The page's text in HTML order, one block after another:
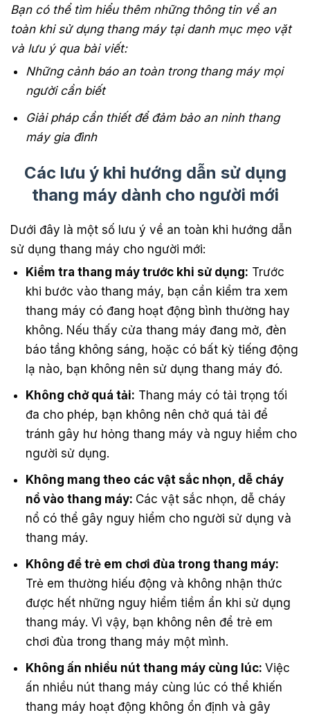
Bạn có thể tìm hiểu thêm những thông tin về an
toàn khi sử dụng thang máy tại danh mục mẹo vặt
và lưu ý qua bài viết:
Những cảnh báo an toàn trong thang máy mọi
người cần biết
Giải pháp cần thiết để đảm bảo an ninh thang
máy gia đình
Các lưu ý khi hướng dẫn sử dụng
thang máy dành cho người mới
Dưới đây là một số lưu ý về an toàn khi hướng dẫn
sử dụng thang máy cho người mới:
Kiểm tra thang máy trước khi sử dụng: Trước
khi bước vào thang máy, bạn cần kiểm tra xem
thang máy có đang hoạt động bình thường hay
không. Nếu thấy cửa thang máy đang mở, đèn
báo tầng không sáng, hoặc có bất kỳ tiếng động
lạ nào, bạn không nên sử dụng thang máy đó.
Không chở quá tải: Thang máy có tải trọng tối
đa cho phép, bạn không nên chở quá tải để
tránh gây hư hỏng thang máy và nguy hiểm cho
người sử dụng.
Không mang theo các vật sắc nhọn, dễ cháy
nổ vào thang máy: Các vật sắc nhọn, dễ cháy
nổ có thể gây nguy hiểm cho người sử dụng và
thang máy.
Không để trẻ em chơi đùa trong thang máy:
Trẻ em thường hiếu động và không nhận thức
được hết những nguy hiểm tiềm ẩn khi sử dụng
thang máy. Vì vậy, bạn không nên để trẻ em
chơi đùa trong thang máy một mình.
Không ấn nhiều nút thang máy cùng lúc:Việc
ấn nhiều nút thang máy cùng lúc có thể khiến
thang máy hoạt động không ổn định và gây